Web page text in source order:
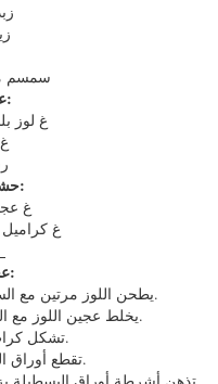
-
- سمسم
عجين اللوز:
- 500 غ
-
حشوة البريوات:
- 80 غ
عجين اللوز:
يطحن اللوز مرتين مع السكر إلى أن نحصل على عجين لوز.
- يخلط عجين اللوز مع الكراميل المملح بالزبدة والملح.
- تشكل كرات من عجين اللوز.
- تقطع أوراق البسطيلة إلى أشرطة.